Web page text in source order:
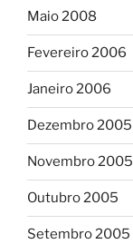
Maio 2008
Fevereiro 2006
Janeiro 2006
Dezembro 2005
Novembro 2005
Outubro 2005
Setembro 2005